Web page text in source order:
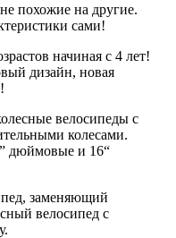
похожие на другие.
сами!
начиная с 4 лет!
дизайн, новая
велосипеды с
колесами.
дюймовые и 16“
заменяющий
велосипед с